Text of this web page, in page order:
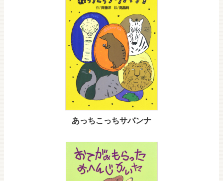
あっちこっちサバンナ